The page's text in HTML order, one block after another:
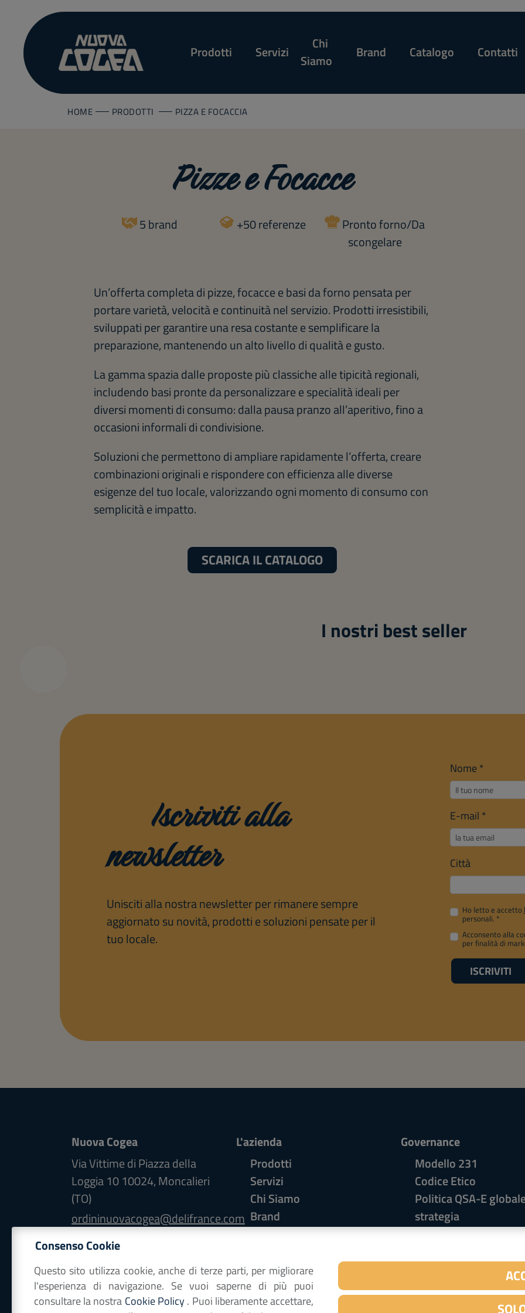
Prodotti Servizi
Chi
Siamo
Brand Catalogo Contatti
HOME PRODOTTI PIZZA E FOCACCIA
Pizze e Focacce
5 brand +50 referenze
Pronto forno/Da
scongelare
Un’offerta completa di pizze, focacce e basi da forno pensata per
portare varietà, velocità e continuità nel servizio. Prodotti irresistibili,
sviluppati per garantire una resa costante e semplificare la
preparazione, mantenendo un alto livello di qualità e gusto.
La gamma spazia dalle proposte più classiche alle tipicità regionali,
includendo basi pronte da personalizzare e specialità ideali per
diversi momenti di consumo: dalla pausa pranzo all’aperitivo, fino a
occasioni informali di condivisione.
Soluzioni che permettono di ampliare rapidamente l’offerta, creare
combinazioni originali e rispondere con efficienza alle diverse
esigenze del tuo locale, valorizzando ogni momento di consumo con
semplicità e impatto.
SCARICA IL CATALOGO
I nostri best seller
Iscriviti alla
newsletter
Unisciti alla nostra newsletter per rimanere sempre
aggiornato su novità, prodotti e soluzioni pensate per il
tuo locale.
Nome*
E-mail *
Città
Ho letto e accetto
personali. *
Acconsento alla
per finalità di
ISCRIVITI
Nuova Cogea
Via Vittime di Piazza della
Loggia 1010024,Moncalieri
(TO)
ordininuovacogea@delifrance.com
+39 011 689 3566
Codice fiscale e Partita IVA:
07018070016
appartenente al Gruppo
L'azienda
Prodotti
Servizi
Chi Siamo
Brand
Catalogo
Governance
Modello 231
Codice Etico
Politica QSA-E
strategia
Whistleblowing
Consenso Cookie
Questo sito utilizza cookie, anche di terze parti, per migliorare
l'esperienza di navigazione. Se vuoi saperne di più puoi
consultare la nostra Cookie Policy. Puoi liberamente accettare,